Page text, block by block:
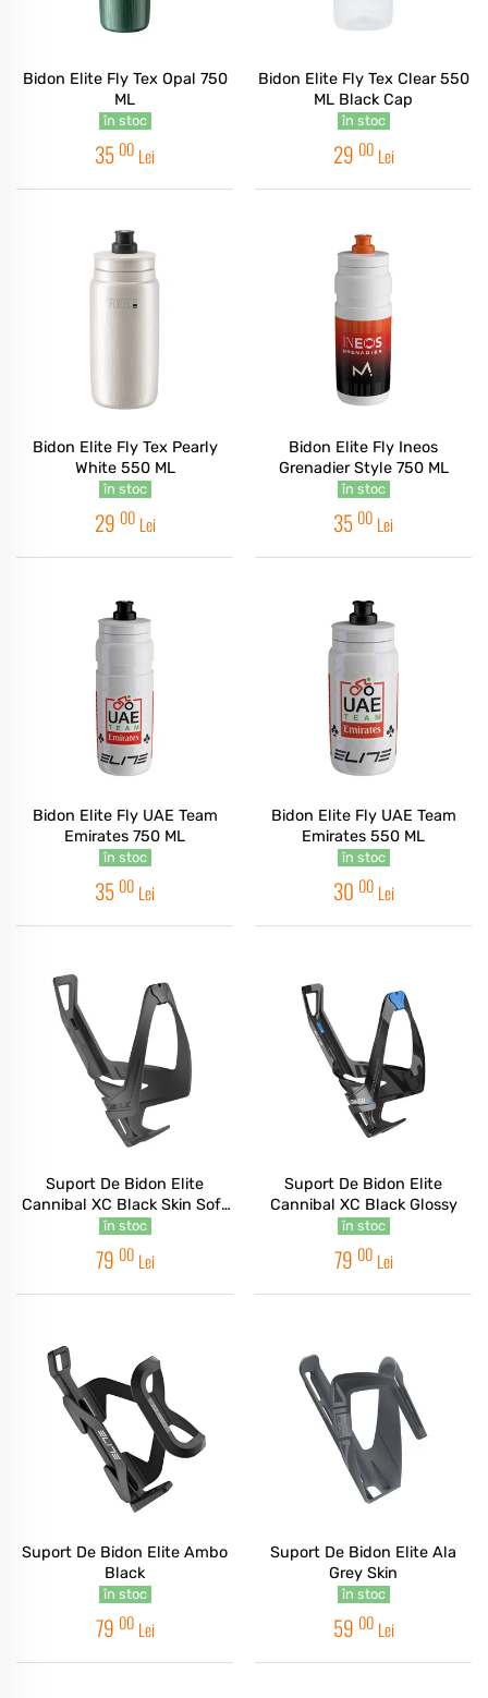
Bidon Elite Fly Tex Opal 750
ML
în stoc
35 00 Lei
Bidon Elite Fly Tex Clear 550
ML Black Cap
în stoc
29 00 Lei
Bidon Elite Fly Tex Pearly
White 550 ML
în stoc
29 00 Lei
Bidon Elite Fly Ineos
Grenadier Style 750 ML
în stoc
35 00 Lei
Bidon Elite Fly UAE Team
Emirates 750 ML
în stoc
35 00 Lei
Bidon Elite Fly UAE Team
Emirates 550 ML
în stoc
30 00 Lei
Suport De Bidon Elite
Cannibal XC Black Skin Soft
Bio Based
în stoc
79 00 Lei
Suport De Bidon Elite
Cannibal XC Black Glossy
în stoc
79 00 Lei
Suport De Bidon Elite Ambo
Black
în stoc
79 00 Lei
Suport De Bidon Elite Ala
Grey Skin
în stoc
59 00 Lei